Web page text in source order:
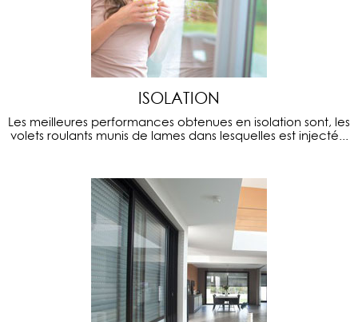
ISOLATION
Les meilleures performances obtenues en isolation sont, les
volets roulants munis de lames dans lesquelles est injecté...